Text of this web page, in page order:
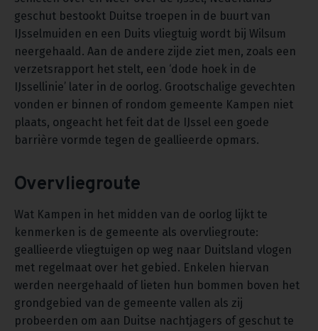
geschut bestookt Duitse troepen in de buurt van
IJsselmuiden en een Duits vliegtuig wordt bij Wilsum
neergehaald. Aan de andere zijde ziet men, zoals een
verzetsrapport het stelt, een ‘dode hoek in de
IJssellinie’ later in de oorlog. Grootschalige gevechten
vonden er binnen of rondom gemeente Kampen niet
plaats, ongeacht het feit dat de IJssel een goede
barrière vormde tegen de geallieerde opmars.
Overvliegroute
Wat Kampen in het midden van de oorlog lijkt te
kenmerken is de gemeente als overvliegroute:
geallieerde vliegtuigen op weg naar Duitsland vlogen
met regelmaat over het gebied. Enkelen hiervan
werden neergehaald of lieten hun bommen boven het
grondgebied van de gemeente vallen als zij
probeerden om aan Duitse nachtjagers of geschut te